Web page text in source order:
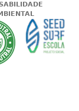
do site no
de
A